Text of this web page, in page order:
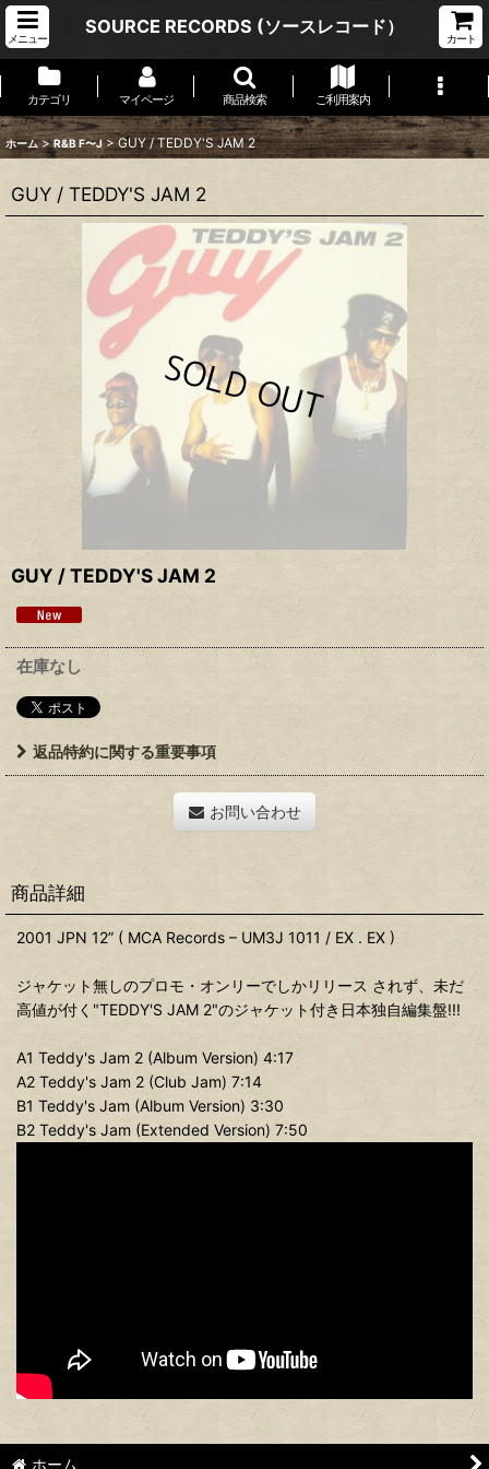
メニュー
SOURCE RECORDS (ソースレコード）
カート
カテゴリ マイページ 商品検索 ご利用案内
ホーム > R&B F〜J > GUY ‎/ TEDDY'S JAM 2
GUY ‎/ TEDDY'S JAM 2
GUY ‎/ TEDDY'S JAM 2
在庫なし
返品特約に関する重要事項
お問い合わせ
商品詳細
2001 JPN 12” ( MCA Records ‎– UM3J 1011 / EX . EX )
ジャケット無しのプロモ・オンリーでしかリリース されず、未だ
高値が付く"TEDDY'S JAM 2"のジャケット付き日本独自編集盤!!!
A1 Teddy's Jam 2 (Album Version) 4:17
A2 Teddy's Jam 2 (Club Jam) 7:14
B1 Teddy's Jam (Album Version) 3:30
B2 Teddy's Jam (Extended Version) 7:50
ホーム